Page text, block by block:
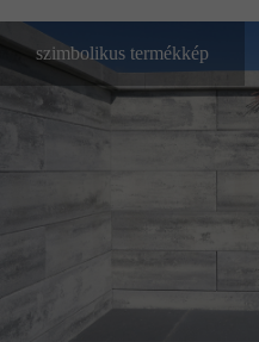
szimbolikus termékkép